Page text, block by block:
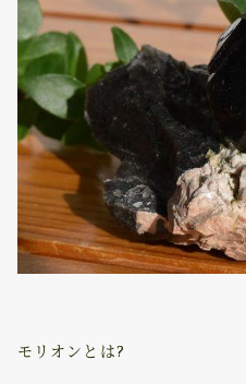
モリオンとは?